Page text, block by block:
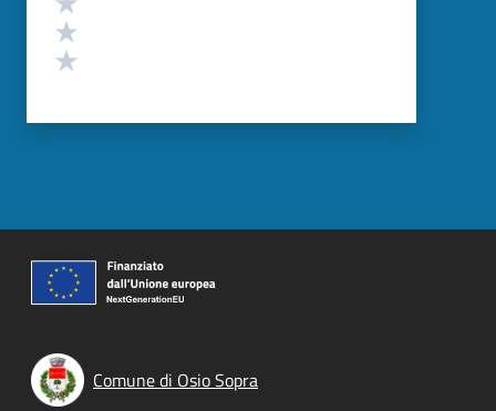
Comune di Osio Sopra